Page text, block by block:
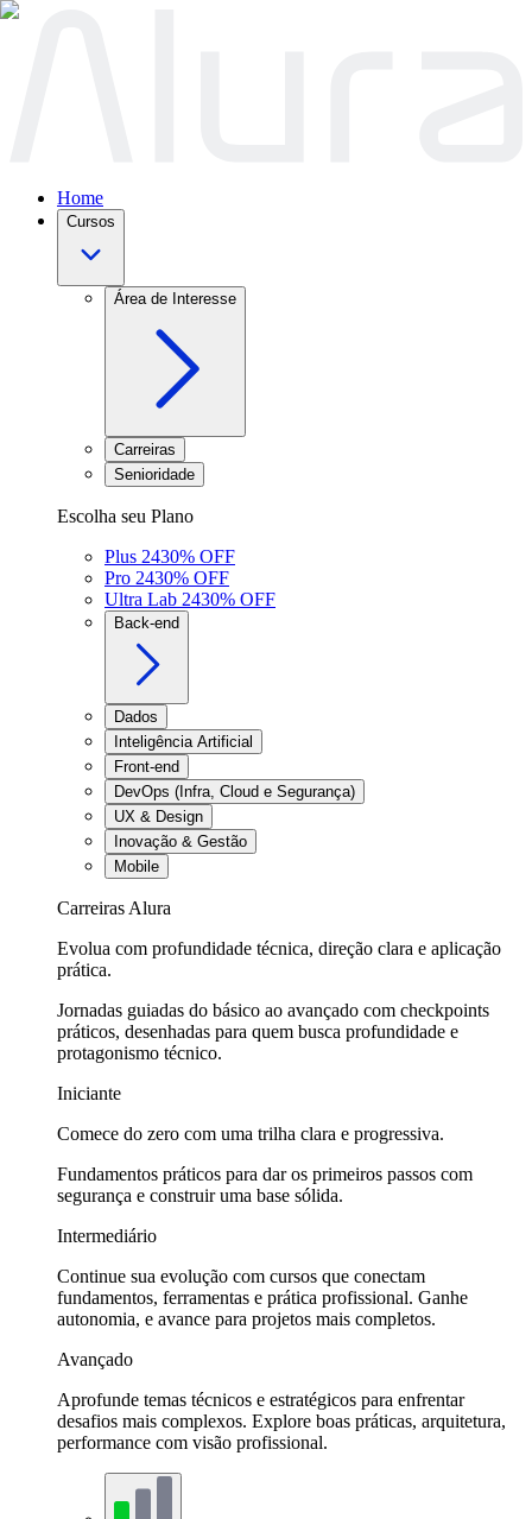
Home
Cursos
Área de Interesse
Carreiras
Senioridade
Escolha seu Plano
Plus 2430% OFF
Pro 2430% OFF
Ultra Lab 2430% OFF
Back-end
Dados
Inteligência Artificial
Front-end
DevOps (Infra, Cloud e Segurança)
UX & Design
Inovação & Gestão
Mobile
Carreiras Alura
Evolua com profundidade técnica, direção clara e aplicação
prática.
Jornadas guiadas do básico ao avançado com checkpoints
práticos, desenhadas para quem busca profundidade e
protagonismo técnico.
Iniciante
Comece do zero com uma trilha clara e progressiva.
Fundamentos práticos para dar os primeiros passos com
segurança e construir uma base sólida.
Intermediário
Continue sua evolução com cursos que conectam
fundamentos, ferramentas e prática profissional. Ganhe
autonomia, e avance para projetos mais completos.
Avançado
Aprofunde temas técnicos e estratégicos para enfrentar
desafios mais complexos. Explore boas práticas, arquitetura,
performance com visão profissional.